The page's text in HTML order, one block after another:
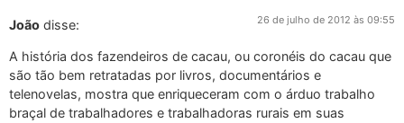
João disse: 26 de julho de 2012 às 09:55
A história dos fazendeiros de cacau, ou coronéis do cacau que
são tão bem retratadas por livros, documentários e
telenovelas, mostra que enriqueceram com o árduo trabalho
braçal de trabalhadores e trabalhadoras rurais em suas